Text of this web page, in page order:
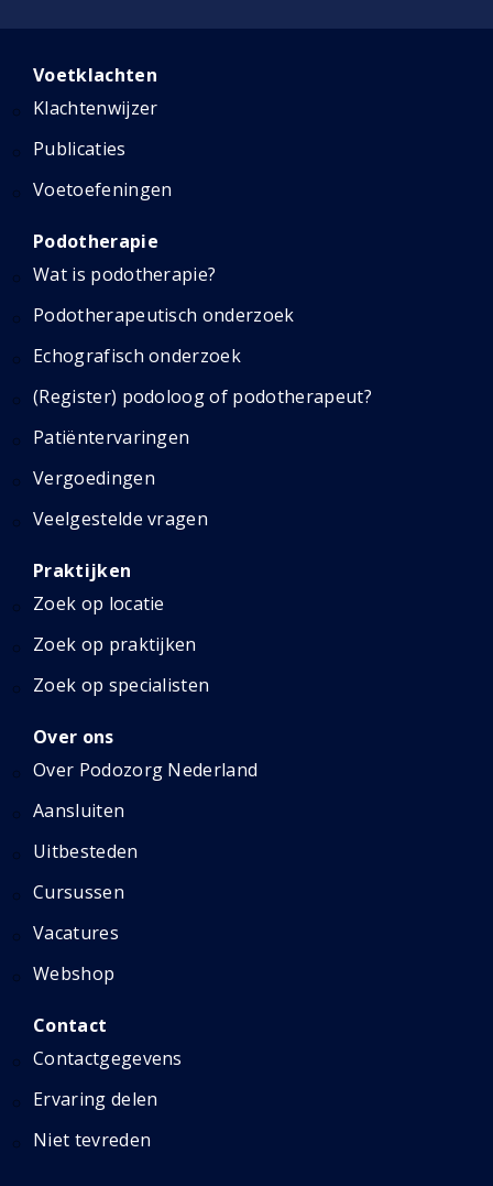
Voetklachten
Klachtenwijzer
Publicaties
Voetoefeningen
Podotherapie
Wat is podotherapie?
Podotherapeutisch onderzoek
Echografisch onderzoek
(Register) podoloog of podotherapeut?
Patiëntervaringen
Vergoedingen
Veelgestelde vragen
Praktijken
Zoek op locatie
Zoek op praktijken
Zoek op specialisten
Over ons
Over Podozorg Nederland
Aansluiten
Uitbesteden
Cursussen
Vacatures
Webshop
Contact
Contactgegevens
Ervaring delen
Niet tevreden